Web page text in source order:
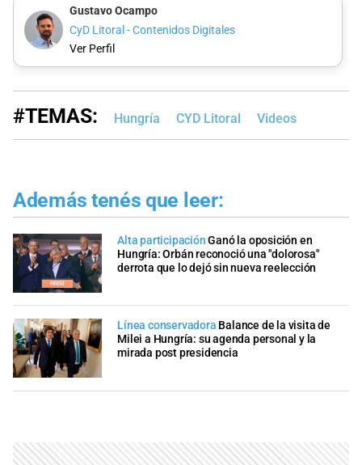
Gustavo Ocampo
CyD Litoral - Contenidos Digitales
Ver Perfil
#TEMAS: Hungría CYD Litoral Videos
Además tenés que leer:
Alta participación Ganó la oposición en
Hungría: Orbán reconoció una "dolorosa"
derrota que lo dejó sin nueva reelección
Línea conservadora Balance de la visita de
Milei a Hungría: su agenda personal y la
mirada post presidencia